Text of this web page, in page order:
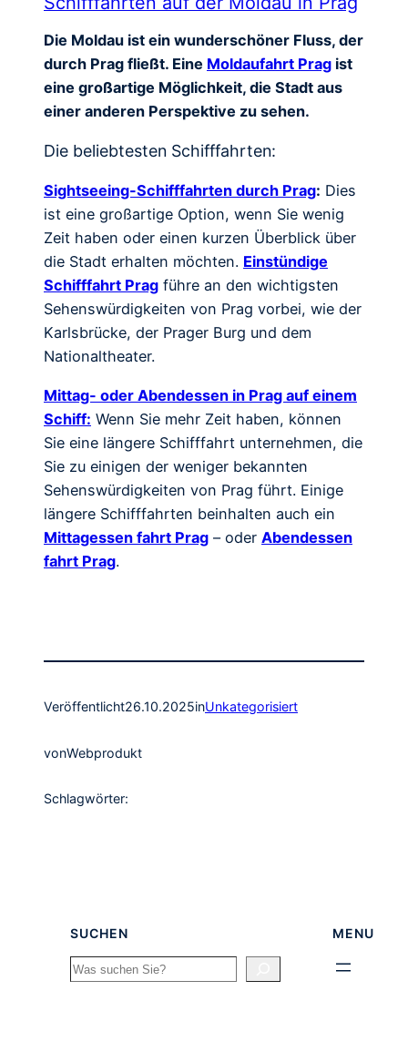
Die Moldau ist ein wunderschöner Fluss, der
durch Prag fließt. Eine Moldaufahrt Prag ist
eine großartige Möglichkeit, die Stadt aus
einer anderen Perspektive zu sehen.
Die beliebtesten Schifffahrten:
Sightseeing-Schifffahrten durch Prag: Dies
ist eine großartige Option, wenn Sie wenig
Zeit haben oder einen kurzen Überblick über
die Stadt erhalten möchten. Einstündige
Schifffahrt Prag führe an den wichtigsten
Sehenswürdigkeiten von Prag vorbei, wie der
Karlsbrücke, der Prager Burg und dem
Nationaltheater.
Mittag- oder Abendessen in Prag auf einem
Schiff: Wenn Sie mehr Zeit haben, können
Sie eine längere Schifffahrt unternehmen, die
Sie zu einigen der weniger bekannten
Sehenswürdigkeiten von Prag führt. Einige
längere Schifffahrten beinhalten auch ein
Mittagessen fahrt Prag – oder Abendessen
fahrt Prag.
Veröffentlicht26.10.2025inUnkategorisiert
vonWebprodukt
Schlagwörter:
SUCHEN
Search
MENU